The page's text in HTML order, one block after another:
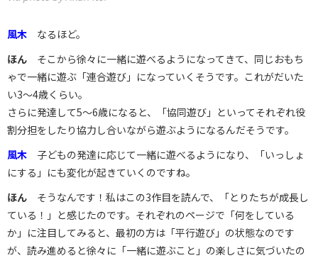
風木 なるほど。
ほん そこから徐々に一緒に遊べるようになってきて、同じおもち
ゃで一緒に遊ぶ「連合遊び」になっていくそうです。これがだいた
い3～4歳くらい。
さらに発達して5～6歳になると、「協同遊び」といってそれぞれ役
割分担をしたり協力し合いながら遊ぶようになるんだそうです。
風木 子どもの発達に応じて一緒に遊べるようになり、「いっしょ
にする」にも変化が起きていくのですね。
ほん そうなんです！私はこの3作目を読んで、「とりたちが成長し
ている！」と感じたのです。それぞれのページで「何をしている
か」に注目してみると、最初の方は「平行遊び」の状態なのです
が、読み進めると徐々に「一緒に遊ぶこと」の楽しさに気づいたの